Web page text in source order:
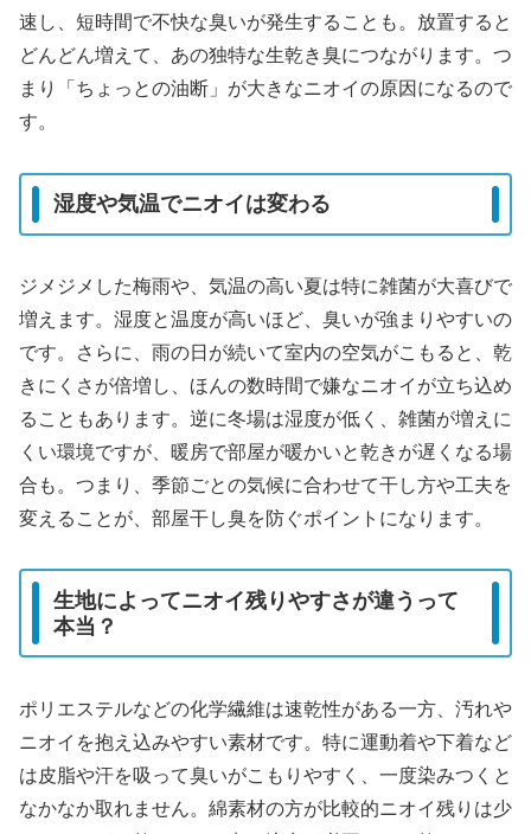
速し、短時間で不快な臭いが発生することも。放置すると
どんどん増えて、あの独特な生乾き臭につながります。つ
まり「ちょっとの油断」が大きなニオイの原因になるので
す。
湿度や気温でニオイは変わる
ジメジメした梅雨や、気温の高い夏は特に雑菌が大喜びで
増えます。湿度と温度が高いほど、臭いが強まりやすいの
です。さらに、雨の日が続いて室内の空気がこもると、乾
きにくさが倍増し、ほんの数時間で嫌なニオイが立ち込め
ることもあります。逆に冬場は湿度が低く、雑菌が増えに
くい環境ですが、暖房で部屋が暖かいと乾きが遅くなる場
合も。つまり、季節ごとの気候に合わせて干し方や工夫を
変えることが、部屋干し臭を防ぐポイントになります。
生地によってニオイ残りやすさが違うって
本当？
ポリエステルなどの化学繊維は速乾性がある一方、汚れや
ニオイを抱え込みやすい素材です。特に運動着や下着など
は皮脂や汗を吸って臭いがこもりやすく、一度染みつくと
なかなか取れません。綿素材の方が比較的ニオイ残りは少